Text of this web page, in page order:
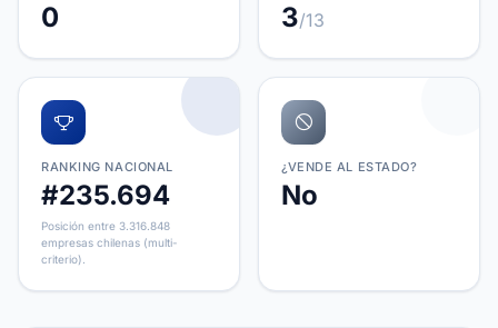
0 3/13
RANKING NACIONAL
#235.694
Posición entre 3.316.848
empresas chilenas (multi-
criterio).
¿VENDE AL ESTADO?
No